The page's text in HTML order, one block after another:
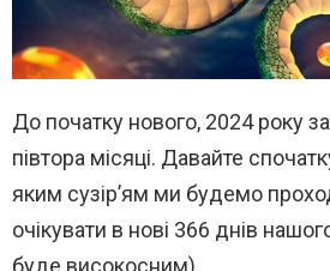
До початку нового, 2024 року
півтора місяці. Давайте
яким сузір’ям ми будемо
очікувати в нові 366 днів
буде високосним).